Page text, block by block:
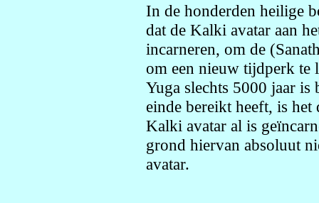
In de honderden heilige
dat de Kalki avatar aan
incarneren, om de
om een nieuw tijdperk te
Yuga slechts 5000 jaar is
einde bereikt heeft, is
Kalki avatar al is
grond hiervan absoluut
avatar.